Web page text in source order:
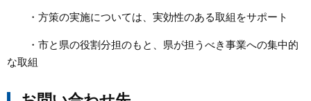
・方策の実施については、実効性のある取組をサポート
・市と県の役割分担のもと、県が担うべき事業への集中的
な取組